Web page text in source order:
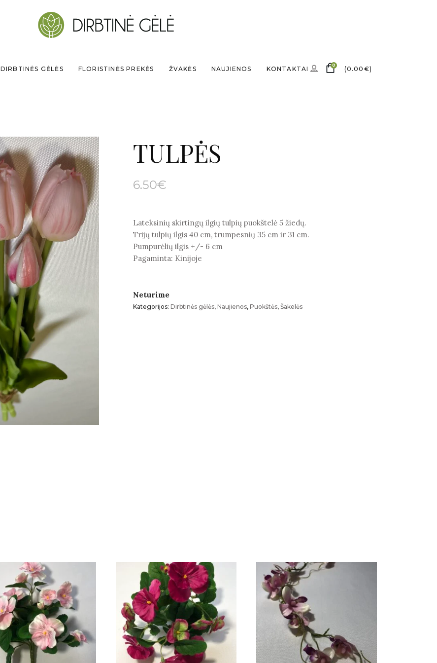
DIRBTINĖS GĖLĖS FLORISTINĖS PREKĖS ŽVAKĖS NAUJIENOS KONTAKTAI 0 (0.00 €)
TULPĖS
6.50€
Lateksinių skirtingų ilgių tulpių puokštelė 5 žiedų.
Trijų tulpių ilgis 40 cm, trumpesnių 35 cm ir 31 cm.
Pumpurėlių ilgis +/- 6 cm
Pagaminta: Kinijoje
Neturime
Kategorijos: Dirbtinės gėlės, Naujienos, Puokštės, Šakelės